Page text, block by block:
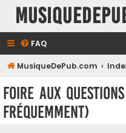
FAQ
MusiqueDePub.com
Foire aux
fréquemment)